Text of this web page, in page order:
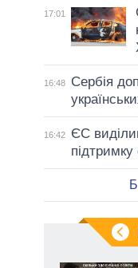
17:01
16:48
Сербія
16:42
ЄС
підтримку